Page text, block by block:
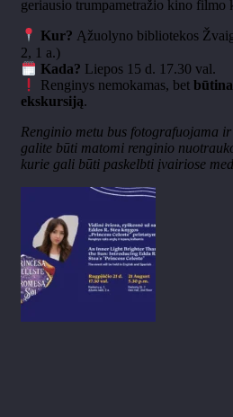
geriausio trumpametražio kino filmo
Kur? Ąžuolyno bibliotekos
2, 1 a.)
Kada? Liepos 15 d. 17.30 val.
Renginys nemokamas, bet
ekskursiją.
Renginio metu bus fotografuojama
galite būti matomi renginio
kurie gali būti paskelbti įvairiose